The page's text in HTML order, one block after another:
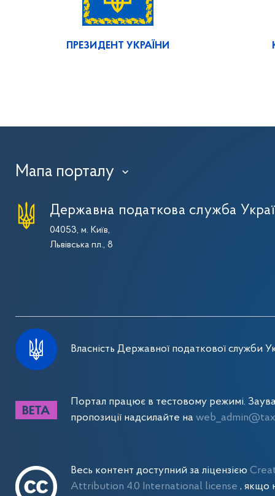
ПРЕЗИДЕНТ УКРАЇНИ
Мапа порталу ›
Державна податкова служба
04053, м. Київ,
Львівська пл., 8
Власність Державної податкової служби
Портал працює в тестовому режимі.
пропозиції надсилайте на
Весь контент доступний за ліцензією
Attribution 4.0 International license , якщо